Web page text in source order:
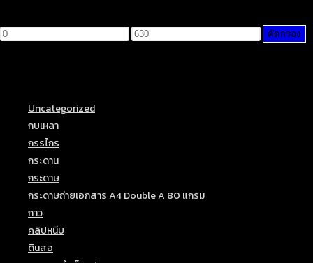
ราคา
ราคา
คัดกรอง
Uncategorized
กบเหลา
กรรไกร
กระดาน
กระดาษ
กระดาษถ่ายเอกสาร A4 Double A 80 แกรม
กาว
คลิปหนีบ
ดินสอ